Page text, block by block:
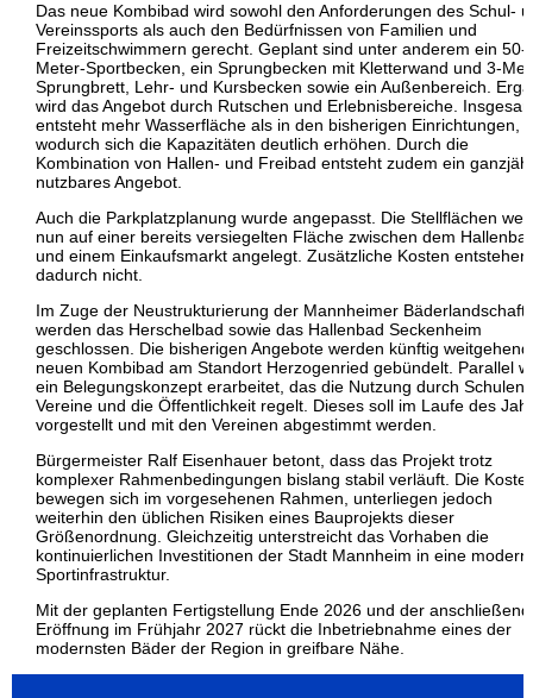
Das neue Kombibad wird sowohl den Anforderungen des Schul-
Vereinssports als auch den Bedürfnissen von Familien und
Freizeitschwimmern gerecht. Geplant sind unter anderem ein 50-
Meter-Sportbecken, ein Sprungbecken mit Kletterwand und 3-
Sprungbrett, Lehr- und Kursbecken sowie ein Außenbereich.
wird das Angebot durch Rutschen und Erlebnisbereiche.
entsteht mehr Wasserfläche als in den bisherigen Einrichtungen,
wodurch sich die Kapazitäten deutlich erhöhen. Durch die
Kombination von Hallen- und Freibad entsteht zudem ein
nutzbares Angebot.
Auch die Parkplatzplanung wurde angepasst. Die Stellflächen
nun auf einer bereits versiegelten Fläche zwischen dem
und einem Einkaufsmarkt angelegt. Zusätzliche Kosten entstehen
dadurch nicht.
Im Zuge der Neustrukturierung der Mannheimer Bäderlandschaft
werden das Herschelbad sowie das Hallenbad Seckenheim
geschlossen. Die bisherigen Angebote werden künftig
neuen Kombibad am Standort Herzogenried gebündelt. Parallel
ein Belegungskonzept erarbeitet, das die Nutzung durch Schulen,
Vereine und die Öffentlichkeit regelt. Dieses soll im Laufe des
vorgestellt und mit den Vereinen abgestimmt werden.
Bürgermeister Ralf Eisenhauer betont, dass das Projekt trotz
komplexer Rahmenbedingungen bislang stabil verläuft. Die
bewegen sich im vorgesehenen Rahmen, unterliegen jedoch
weiterhin den üblichen Risiken eines Bauprojekts dieser
Größenordnung. Gleichzeitig unterstreicht das Vorhaben die
kontinuierlichen Investitionen der Stadt Mannheim in eine
Sportinfrastruktur.
Mit der geplanten Fertigstellung Ende 2026 und der
Eröffnung im Frühjahr 2027 rückt die Inbetriebnahme eines der
modernsten Bäder der Region in greifbare Nähe.